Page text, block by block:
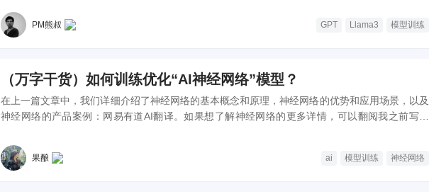
PM熊叔 GPT Llama3 模型训练
（万字干货）如何训练优化“AI神经网络”模型？
在上一篇文章中，我们详细介绍了神经网络的基本概念和原理，神经网络的优势和应用场景，以及
神经网络的产品案例：网易有道AI翻译。如果想了解神经网络的更多详情，可以翻阅我之前写的
进一步的好奇，明明就是一些抽象的数学模型却可以实现类似人脑的智慧，神经网络是如何通过数
据训练来实现这样奇妙的效果呢？本篇就以这个问题作为切入点来展开说说。 本篇为大家揭晓，
果酿 ai 模型训练 神经网络